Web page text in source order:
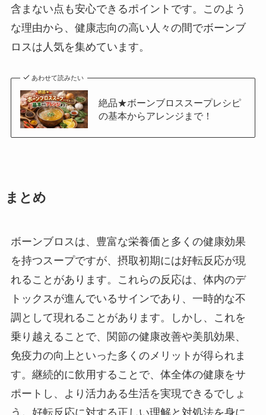
含まない点も安心できるポイントです。このよう
な理由から、健康志向の高い人々の間でボーンブ
ロスは人気を集めています。
あわせて読みたい
絶品★ボーンブロススープレシピ
の基本からアレンジまで！
まとめ
ボーンブロスは、豊富な栄養価と多くの健康効果
を持つスープですが、摂取初期には好転反応が現
れることがあります。これらの反応は、体内のデ
トックスが進んでいるサインであり、一時的な不
調として現れることがあります。しかし、これを
乗り越えることで、関節の健康改善や美肌効果、
免疫力の向上といった多くのメリットが得られま
す。継続的に飲用することで、体全体の健康をサ
ポートし、より活力ある生活を実現できるでしょ
う。好転反応に対する正しい理解と対処法を身に